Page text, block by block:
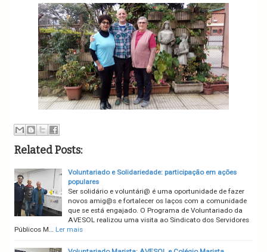
Related Posts:
Voluntariado e Solidariedade: participação em ações
populares
Ser solidário e voluntári@ é uma oportunidade de fazer
novos amig@s e fortalecer os laços com a comunidade
que se está engajado. O Programa de Voluntariado da
AVESOL realizou uma visita ao Sindicato dos Servidores
Públicos M… Ler mais